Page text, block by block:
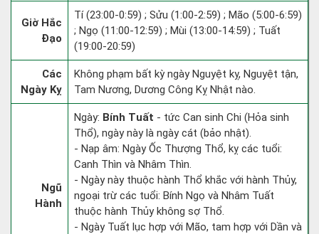
Giờ Hắc
Đạo
Tí (23:00-0:59) ; Sửu (1:00-2:59) ; Mão (5:00-6:59)
; Ngọ (11:00-12:59) ; Mùi (13:00-14:59) ; Tuất
(19:00-20:59)
Các
Ngày Kỵ
Không phạm bất kỳ ngày Nguyệt kỵ, Nguyệt tận,
Tam Nương, Dương Công Kỵ Nhật nào.
Ngũ
Hành
Ngày: Bính Tuất - tức Can sinh Chi (Hỏa sinh
Thổ), ngày này là ngày cát (bảo nhật).
- Nạp âm: Ngày Ốc Thượng Thổ, kỵ các tuổi:
Canh Thìn và Nhâm Thìn.
- Ngày này thuộc hành Thổ khắc với hành Thủy,
ngoại trừ các tuổi: Bính Ngọ và Nhâm Tuất
thuộc hành Thủy không sợ Thổ.
- Ngày Tuất lục hợp với Mão, tam hợp với Dần và